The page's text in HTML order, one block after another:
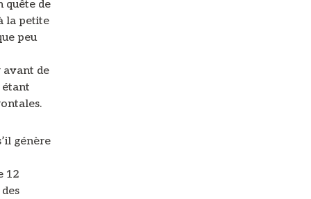
quête de
la petite
peu
avant de
étant
génère
12